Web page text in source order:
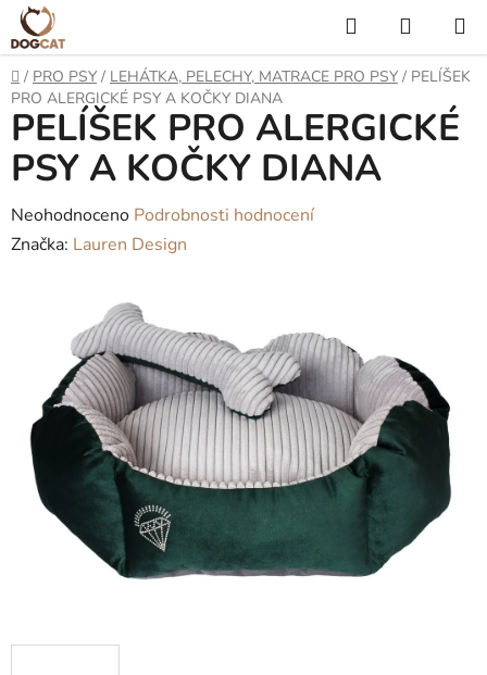
Přejít
na
obsah
Hledat
KOŠÍK
Domů
/ PRO PSY / LEHÁTKA, PELECHY, MATRACE PRO PSY / PELÍŠEK
PRO ALERGICKÉ PSY A KOČKY DIANA
PELÍŠEK PRO ALERGICKÉ
PSY A KOČKY DIANA
Průměrné
hodnocení
hvězdiček.
Neohodnoceno Podrobnosti hodnocení
Značka: Lauren Design